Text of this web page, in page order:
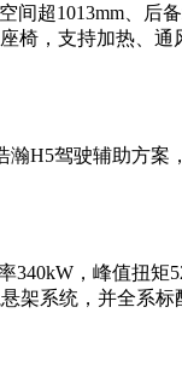
超1013mm、
，支持加热、
H5驾驶辅助方
，峰值扭矩
架系统，并全系标